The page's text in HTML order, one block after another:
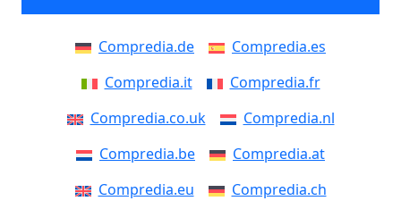
Compredia.de
Compredia.es
Compredia.it
Compredia.fr
Compredia.co.uk
Compredia.nl
Compredia.be
Compredia.at
Compredia.eu
Compredia.ch